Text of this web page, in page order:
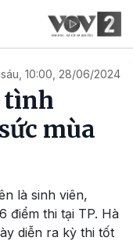
10:00, 28/06/2024
tình
mùa
là sinh viên,
điểm thi tại TP. Hà
diễn ra kỳ thi tốt